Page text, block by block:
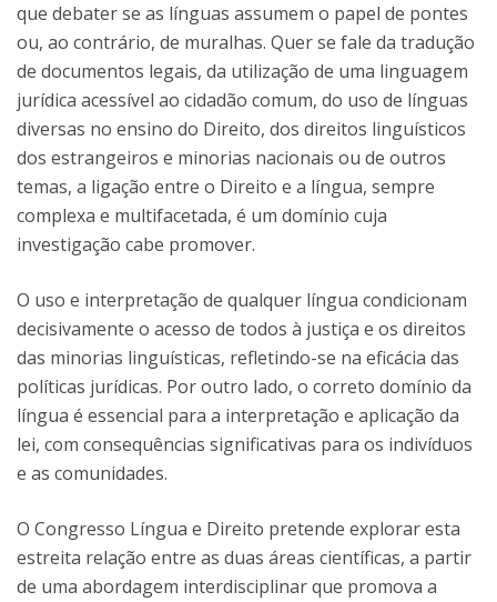
que debater se as línguas assumem o papel de pontes
ou, ao contrário, de muralhas. Quer se fale da tradução
de documentos legais, da utilização de uma linguagem
jurídica acessível ao cidadão comum, do uso de línguas
diversas no ensino do Direito, dos direitos linguísticos
dos estrangeiros e minorias nacionais ou de outros
temas, a ligação entre o Direito e a língua, sempre
complexa e multifacetada, é um domínio cuja
investigação cabe promover.
O uso e interpretação de qualquer língua condicionam
decisivamente o acesso de todos à justiça e os direitos
das minorias linguísticas, refletindo-se na eficácia das
políticas jurídicas. Por outro lado, o correto domínio da
língua é essencial para a interpretação e aplicação da
lei, com consequências significativas para os indivíduos
e as comunidades.
O Congresso Língua e Direito pretende explorar esta
estreita relação entre as duas áreas científicas, a partir
de uma abordagem interdisciplinar que promova a